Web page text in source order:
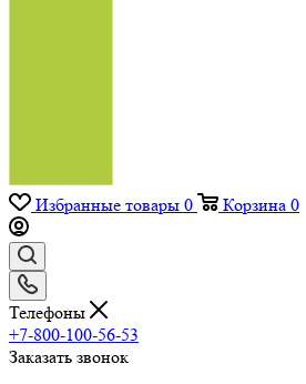
Избранные товары 0 Корзина 0
Телефоны
+7-800-100-56-53
Заказать звонок